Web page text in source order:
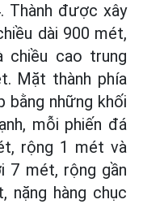
Thành được xây
dài 900 mét,
chiều cao trung
Mặt thành phía
bằng những khối
mỗi phiến đá
rộng 1 mét và
7 mét, rộng gần
hàng chục